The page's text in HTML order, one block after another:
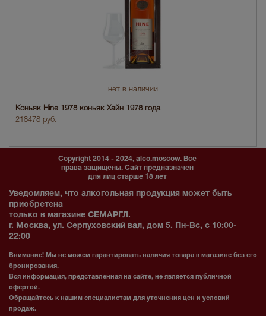
нет в наличии
Коньяк Hine 1978 коньяк Хайн 1978 года
218478 руб.
Copyright 2014 - 2024, alco.moscow. Все
права защищены. Сайт предназначен
для лиц старше 18 лет
Уведомляем, что алкогольная продукция может быть
приобретена
только в магазине СЕМАРГЛ.
г. Москва, ул. Серпуховский вал, дом 5. Пн-Вс, с 10:00-
22:00
Внимание! Мы не можем гарантировать наличия товара в магазине без его
бронирования.
Вся информация, представленная на сайте, не является публичной
офертой.
Обращайтесь к нашим специалистам для уточнения цен и условий
продаж.